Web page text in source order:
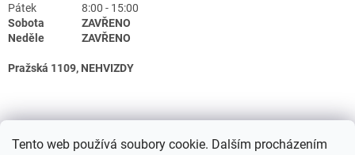
Tento web používá soubory cookie. Dalším procházením
Pátek
8:00 - 15:00
Sobota
ZAVŘENO
Neděle
ZAVŘENO
Pražská 1109, NEHVIZDY